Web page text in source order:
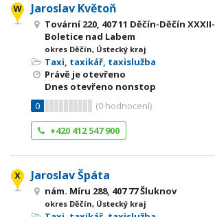
Jaroslav Květoň
Tovární 220, 407 11 Děčín-Děčín XXXII-
Boletice nad Labem
okres Děčín, Ústecký kraj
Taxi, taxikář, taxislužba
Právě je otevřeno
Dnes otevřeno nonstop
0
(0 hodnocení)
+420 412 547 900
Jaroslav Špáta
nám. Míru 288, 407 77 Šluknov
okres Děčín, Ústecký kraj